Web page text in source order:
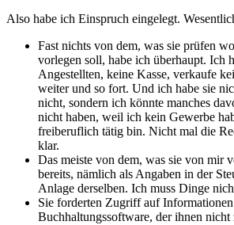
Also habe ich Einspruch eingelegt.
Fast nichts von dem, was sie prüfen
vorlegen soll, habe ich überhaupt. Ich
Angestellten, keine Kasse, verkaufe
weiter und so fort. Und ich habe sie
nicht, sondern ich könnte manches
nicht haben, weil ich kein Gewerbe
freiberuflich tätig bin. Nicht mal die
klar.
Das meiste von dem, was sie von mir
bereits, nämlich als Angaben in der
Anlage derselben. Ich muss Dinge
Sie forderten Zugriff auf
Buchhaltungssoftware, der ihnen nicht